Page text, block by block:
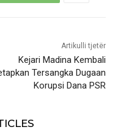
Artikulli tjetër
Kejari Madina Kembali
Tersangka Dugaan
Korupsi Dana PSR